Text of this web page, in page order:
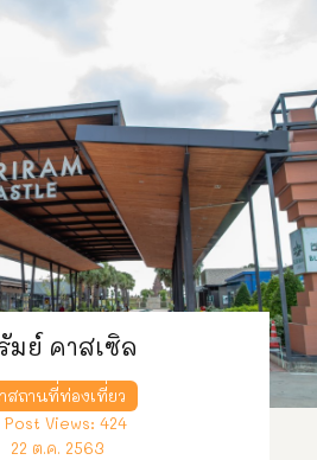
มย์ คาสเซิล
สถานที่ท่องเที่ยว
Post Views: 424
22 ต.ค. 2563